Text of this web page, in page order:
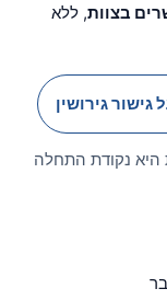
בצוות, ללא
גישור גירושין
היא נקודת התחלה